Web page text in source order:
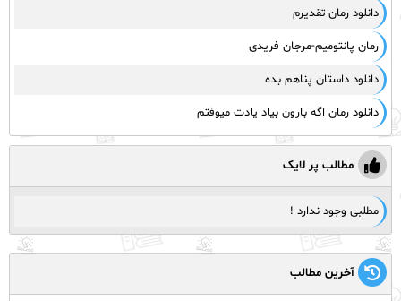
دانلود رمان تقدیرم
رمان پانتومیم-مرجان فریدی
دانلود داستان پناهم بده
دانلود رمان اگه بارون بیاد یادت میوفتم
مطالب پر لایک
مطلبی وجود ندارد !
آخرین مطالب